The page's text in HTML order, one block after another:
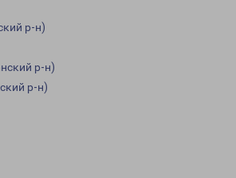
р-н)
р-н)
р-н)